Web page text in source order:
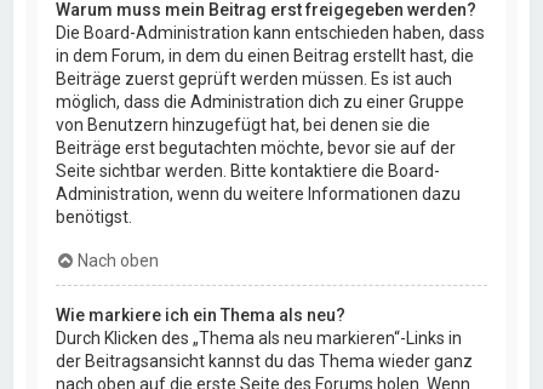
Warum muss mein Beitrag erst freigegeben werden?
Die Board-Administration kann entschieden haben, dass
in dem Forum, in dem du einen Beitrag erstellt hast, die
Beiträge zuerst geprüft werden müssen. Es ist auch
möglich, dass die Administration dich zu einer Gruppe
von Benutzern hinzugefügt hat, bei denen sie die
Beiträge erst begutachten möchte, bevor sie auf der
Seite sichtbar werden. Bitte kontaktiere die Board-
Administration, wenn du weitere Informationen dazu
benötigst.
Nach oben
Wie markiere ich ein Thema als neu?
Durch Klicken des „Thema als neu markieren“-Links in
der Beitragsansicht kannst du das Thema wieder ganz
nach oben auf die erste Seite des Forums holen. Wenn